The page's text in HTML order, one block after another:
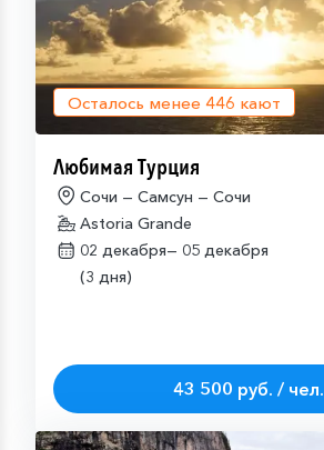
Осталось менее 446 кают
Любимая Турция
Сочи — Самсун — Сочи
Astoria Grande
02 декабря— 05 декабря
(3 дня)
43 500 руб. / чел.